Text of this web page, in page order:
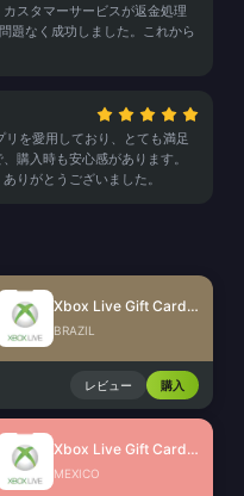
スタマーサービスが返金処理
題なく成功しました。これから
を愛用しており、とても満足
購入時も安心感があります。
りがとうございました。
Xbox Live Gift Card (BR)
BRAZIL
レビュー 購入
Xbox Live Gift Card (MX)
MEXICO